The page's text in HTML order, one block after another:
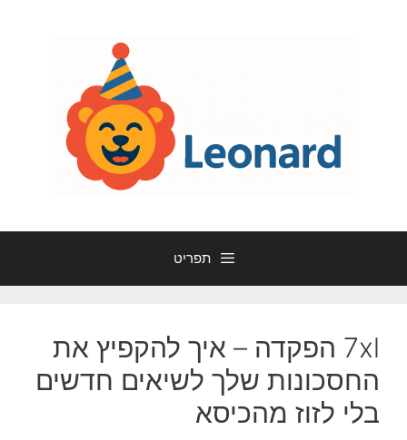
תפריט
7xl הפקדה – איך להקפיץ את
החסכונות שלך לשיאים חדשים
בלי לזוז מהכיסא